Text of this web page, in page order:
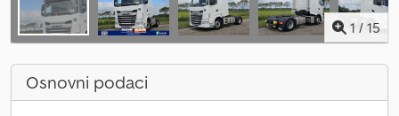
1 / 15
Osnovni podaci